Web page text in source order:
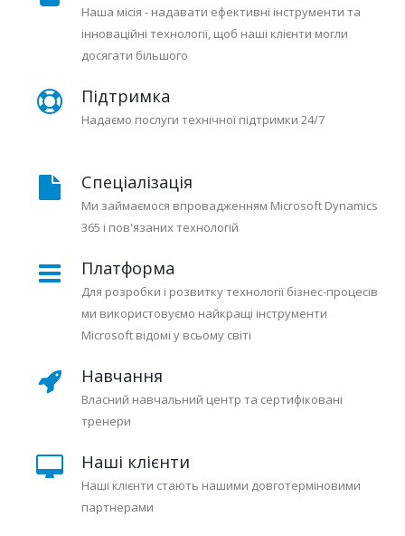
Наша місія - надавати ефективні інструменти та
інноваційні технології, щоб наші клієнти могли
досягати більшого
Підтримка
Надаємо послуги технічної підтримки 24/7
Спеціалізація
Ми займаємося впровадженням Microsoft Dynamics
365 і пов'язаних технологій
Платформа
Для розробки і розвитку технології бізнес-процесів
ми використовуємо найкращі інструменти
Microsoft відомі у всьому світі
Навчання
Власний навчальний центр та сертифіковані
тренери
Наші клієнти
Наші клієнти стають нашими довготерміновими
партнерами